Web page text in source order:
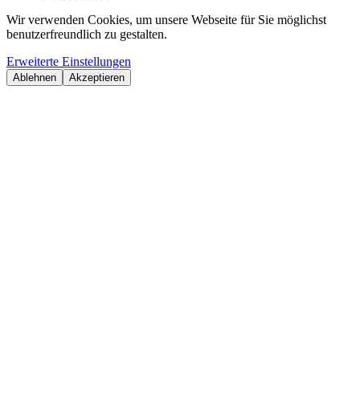
Wir verwenden Cookies, um unsere Webseite für Sie möglichst
benutzerfreundlich zu gestalten.
Erweiterte Einstellungen
Ablehnen Akzeptieren